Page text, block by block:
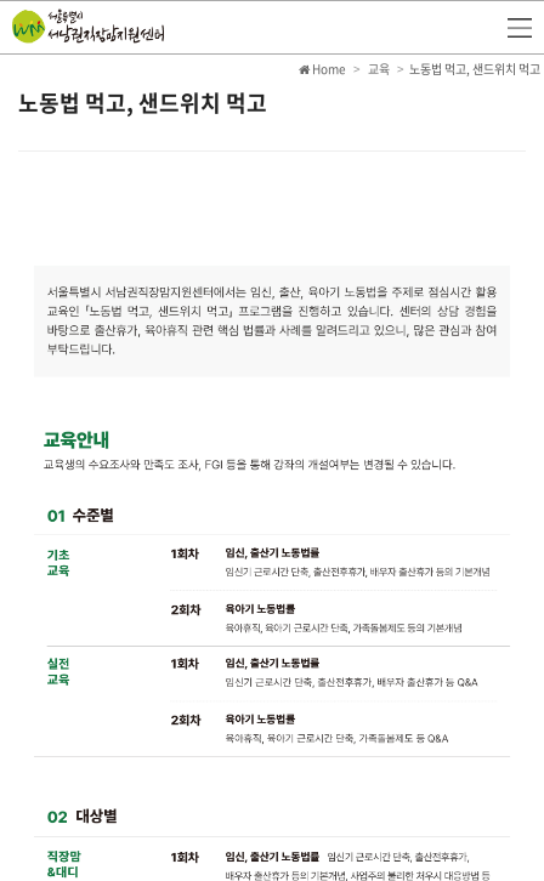
노동법 먹고, 샌드위치 먹고
Home 교육 노동법 먹고, 샌드위치 먹고